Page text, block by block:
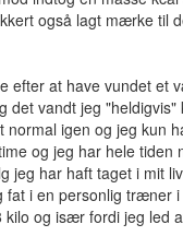
også lagt mærke til
efter at have vundet
vandt jeg
igen og jeg kun
og jeg har hele
jeg har haft taget i mit
i en personlig træner
og især fordi jeg led